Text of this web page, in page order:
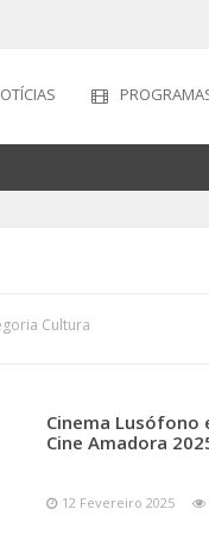
Cultura
Cinema Lusófono
Cine Amadora
12 Fevereiro 2025